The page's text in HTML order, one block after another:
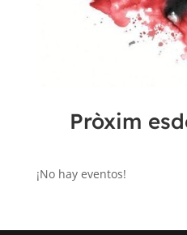
Pròxim
¡No hay eventos!